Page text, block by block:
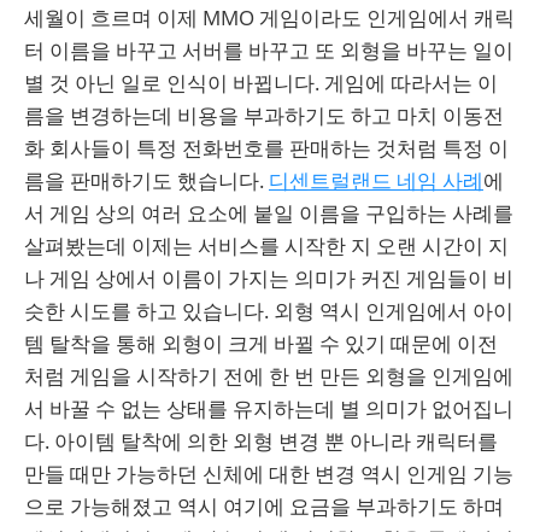
세월이 흐르며 이제 MMO 게임이라도 인게임에서 캐릭
터 이름을 바꾸고 서버를 바꾸고 또 외형을 바꾸는 일이
별 것 아닌 일로 인식이 바뀝니다. 게임에 따라서는 이
름을 변경하는데 비용을 부과하기도 하고 마치 이동전
화 회사들이 특정 전화번호를 판매하는 것처럼 특정 이
름을 판매하기도 했습니다. 디센트럴랜드 네임 사례에
서 게임 상의 여러 요소에 붙일 이름을 구입하는 사례를
살펴봤는데 이제는 서비스를 시작한 지 오랜 시간이 지
나 게임 상에서 이름이 가지는 의미가 커진 게임들이 비
슷한 시도를 하고 있습니다. 외형 역시 인게임에서 아이
템 탈착을 통해 외형이 크게 바뀔 수 있기 때문에 이전
처럼 게임을 시작하기 전에 한 번 만든 외형을 인게임에
서 바꿀 수 없는 상태를 유지하는데 별 의미가 없어집니
다. 아이템 탈착에 의한 외형 변경 뿐 아니라 캐릭터를
만들 때만 가능하던 신체에 대한 변경 역시 인게임 기능
으로 가능해졌고 역시 여기에 요금을 부과하기도 하며